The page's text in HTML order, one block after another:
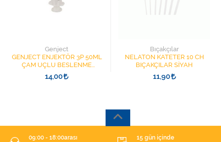
Genject
GENJECT ENJEKTÖR 3P 50ML
ÇAM UÇLU BESLENME
ŞIRINGASI 1852412 KATATER
UÇLU
14,00
Bıçakçılar
NELATON KATETER 10 CH
BIÇAKÇILAR SİYAH
11,90
09:00 - 18:00arası 15 gün içinde